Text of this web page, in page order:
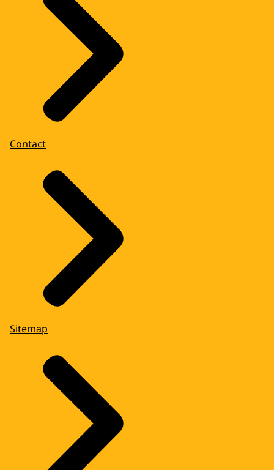
Contact
Sitemap